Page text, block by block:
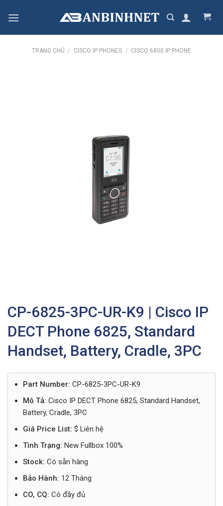
TRANG CHỦ / CISCO IP PHONES / CISCO 6800 IP PHONE
CP-6825-3PC-UR-K9 | Cisco IP
DECT Phone 6825, Standard
Handset, Battery, Cradle, 3PC
Part Number: CP-6825-3PC-UR-K9
Mô Tả: Cisco IP DECT Phone 6825, Standard Handset,
Battery, Cradle, 3PC
Giá Price List: $ Liên hệ
Tình Trạng: New Fullbox 100%
Stock: Có sẵn hàng
Bảo Hành: 12 Tháng
CO, CQ: Có đầy đủ